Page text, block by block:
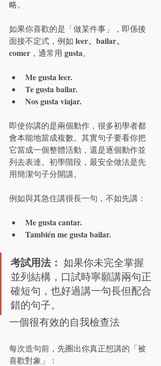
略。
如果你喜歡的是「做某件事」，即係後
面接不定式，例如 leer、bailar、
comer ，通常用 gusta。
Me gusta leer.
Te gusta bailar.
Nos gusta viajar.
即使你講的是兩個動作，很多初學者都
會本能地當成複數。其實句子要看你把
它當成一個整體活動，還是逐個動作並
列去表達。初學階段，最安全做法是先
用簡潔句子分開講。
例如與其急住講很長一句，不如先講：
Me gusta cantar.
También me gusta bailar.
考試用法： 如果你未完全掌握
並列結構，口試時寧願講兩句正
確短句，也好過講一句長但配合
錯的句子。
一個很有效的自我檢查法
每次造句前，先圈出你真正想講的「被
喜歡對象」：